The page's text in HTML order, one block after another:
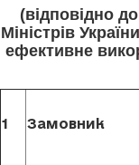
(відповідно
Міністрів
ефективне
1 Замовник